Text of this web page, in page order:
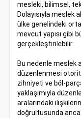
mesleki, bilimsel,
Dolayısıyla meslek
ülke genelindeki
mevcut yapısı gibi
gerçekleştirilebilir.
Bu nedenle meslek
düzenlenmesi
zihniyeti ve böl-
yaklaşımıyla
aralarındaki
doğrultusunda